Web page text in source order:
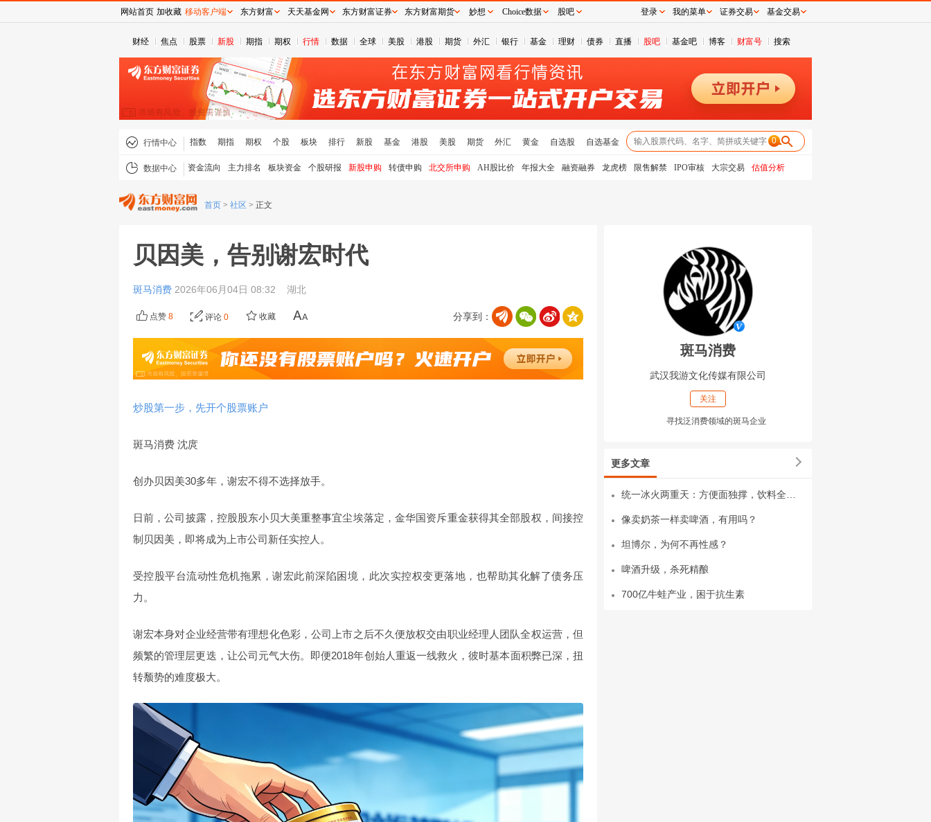
财经 焦点 股票 新股 期指 期权 行情 数据 全球 美股 港股 期货 外汇 银行 基金 理财 债券 直播 股吧 基金吧 博客 财富号 搜索
行情中心 指数 期指 期权 个股 板块 排行 新股 基金 港股 美股 期货 外汇 黄金 自选股 自选基金 0
数据中心 资金流向 主力排名 板块资金 个股研报 新股申购 转债申购 北交所申购 AH股比价 年报大全 融资融券 龙虎榜 限售解禁 IPO审核 大宗交易 估值分析
首页 > 社区 > 正文
贝因美，告别谢宏时代
斑马消费 2026年06月04日 08:32 湖北
分享到：
点赞 8 评论 0 收藏
炒股第一步，先开个股票账户
斑马消费 沈庹
创办贝因美30多年，谢宏不得不选择放手。
日前，公司披露，控股股东小贝大美重整事宜尘埃落定，金华国资斥重金获得其全部股权，间接控
制贝因美，即将成为上市公司新任实控人。
受控股平台流动性危机拖累，谢宏此前深陷困境，此次实控权变更落地，也帮助其化解了债务压
力。
谢宏本身对企业经营带有理想化色彩，公司上市之后不久便放权交由职业经理人团队全权运营，但
频繁的管理层更迭，让公司元气大伤。即便2018年创始人重返一线救火，彼时基本面积弊已深，扭
转颓势的难度极大。
斑马消费
武汉我游文化传媒有限公司
关注
寻找泛消费领域的斑马企业
更多文章
像卖奶茶一样卖啤酒，有用吗？
坦博尔，为何不再性感？
啤酒升级，杀死精酿
700亿牛蛙产业，困于抗生素
网站首页 加收藏 移动客户端 东方财富 天天基金网 东方财富证券 东方财富期货 妙想 Choice数据 股吧 登录 我的菜单 证券交易 基金交易